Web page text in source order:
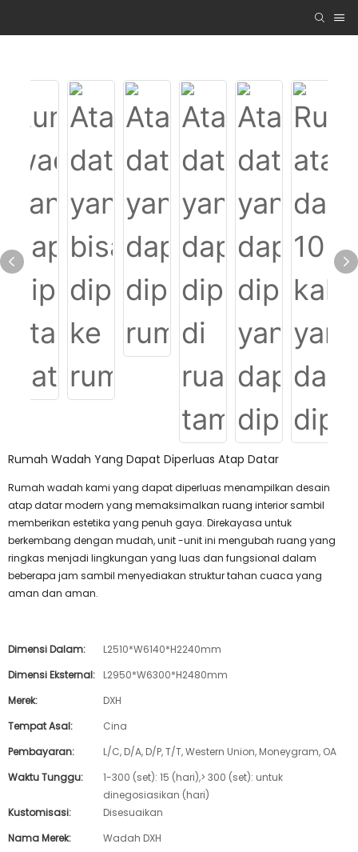
Rumah Wadah Yang Dapat Diperluas Atap Datar
Rumah wadah kami yang dapat diperluas menampilkan desain
atap datar modern yang memaksimalkan ruang interior sambil
memberikan estetika yang penuh gaya. Direkayasa untuk
berkembang dengan mudah, unit -unit ini mengubah ruang yang
ringkas menjadi lingkungan yang luas dan fungsional dalam
beberapa jam sambil menyediakan struktur tahan cuaca yang
aman dan aman.
Dimensi Dalam:
L2510*W6140*H2240mm
Dimensi Eksternal:
L2950*W6300*H2480mm
Merek:
DXH
Tempat Asal:
Cina
Pembayaran:
L/C, D/A, D/P, T/T, Western Union, Moneygram, OA
Waktu Tunggu:
1-300 (set): 15 (hari),> 300 (set): untuk
dinegosiasikan (hari)
Kustomisasi:
Disesuaikan
Nama Merek:
Wadah DXH